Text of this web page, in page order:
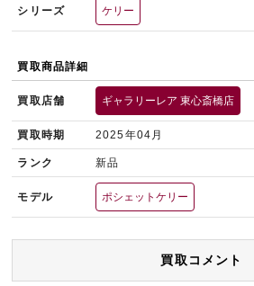
シリーズ ケリー
買取商品詳細
買取店舗 ギャラリーレア 東心斎橋店
買取時期 2025年04月
ランク 新品
モデル ポシェットケリー
買取コメント